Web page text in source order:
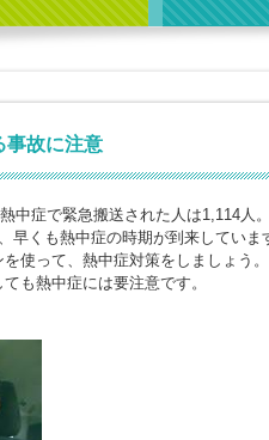
故に注意
中症で緊急搬送された人は1,114人
早くも熱中症の時期が到来していま
使って、熱中症対策をしましょう。
も熱中症には要注意です。